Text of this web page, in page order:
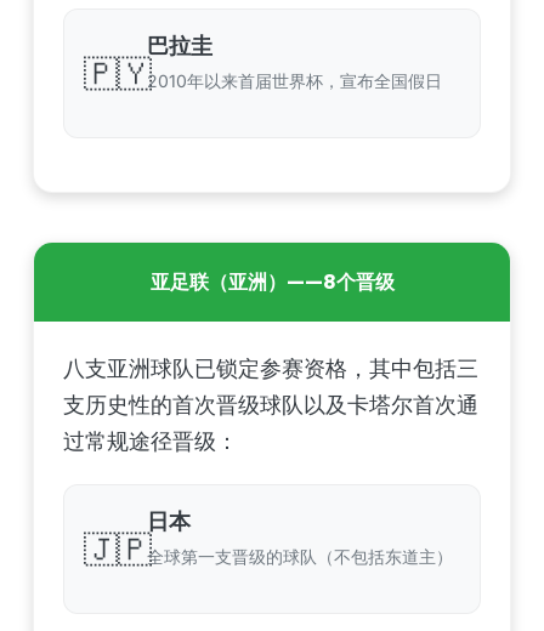
🇵🇾
巴拉圭
2010年以来首届世界杯，宣布全国假日
亚足联（亚洲）——8个晋级
八支亚洲球队已锁定参赛资格，其中包括三
支历史性的首次晋级球队以及卡塔尔首次通
过常规途径晋级：
🇯🇵
日本
全球第一支晋级的球队（不包括东道主）